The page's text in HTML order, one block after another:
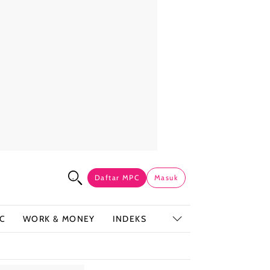
Daftar MPC Masuk
WORK & MONEY INDEKS